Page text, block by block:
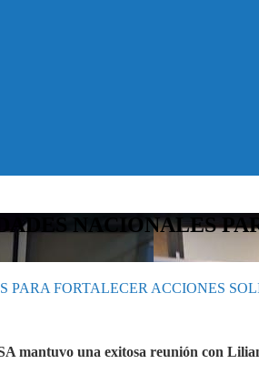
NACIONALES
FORTALECER ACCIONES
mantuvo una exitosa reunión con